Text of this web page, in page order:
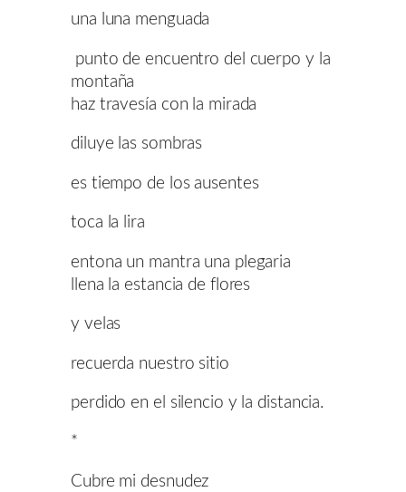
una luna menguada
punto de encuentro del cuerpo y la
montaña
haz travesía con la mirada
diluye las sombras
es tiempo de los ausentes
toca la lira
entona un mantra una plegaria
llena la estancia de flores
y velas
recuerda nuestro sitio
perdido en el silencio y la distancia.
*
Cubre mi desnudez